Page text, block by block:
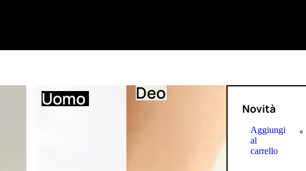
Uomo Deo
Novità
Aggiungi
al
carrello